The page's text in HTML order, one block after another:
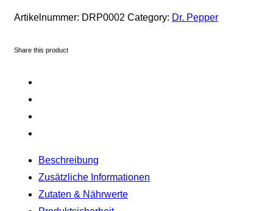
Artikelnummer: DRP0002 Category: Dr. Pepper
Share this product
Beschreibung
Zusätzliche Informationen
Zutaten & Nährwerte